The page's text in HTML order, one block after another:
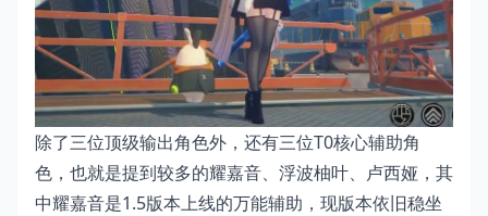
除了三位顶级输出角色外，还有三位T0核心辅助角
色，也就是提到较多的耀嘉音、浮波柚叶、卢西娅，其
中耀嘉音是1.5版本上线的万能辅助，现版本依旧稳坐